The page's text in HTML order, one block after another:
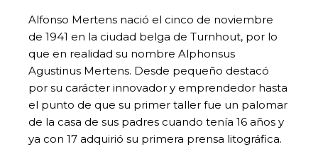
Alfonso Mertens nació el cinco de noviembre
de 1941 en la ciudad belga de Turnhout, por lo
que en realidad su nombre Alphonsus
Agustinus Mertens. Desde pequeño destacó
por su carácter innovador y emprendedor hasta
el punto de que su primer taller fue un palomar
de la casa de sus padres cuando tenía 16 años y
ya con 17 adquirió su primera prensa litográfica.